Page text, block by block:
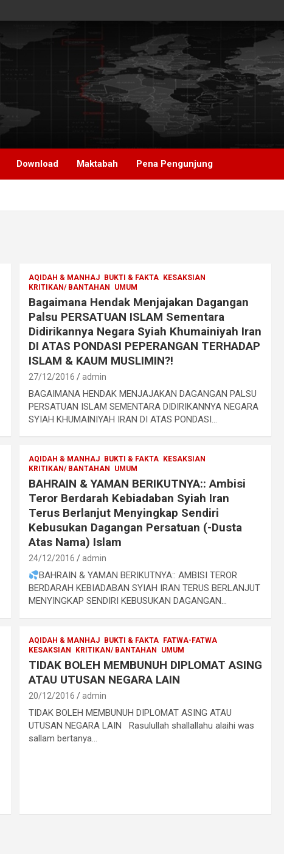
Download Maktabah Pena Pengunjung
AQIDAH & MANHAJ BUKTI & FAKTA
KESAKSIAN
KRITIKAN/ BANTAHAN
UMUM
Bagaimana Hendak Menjajakan Dagangan
Palsu PERSATUAN ISLAM Sementara
Didirikannya Negara Syiah Khumainiyah Iran
DI ATAS PONDASI PEPERANGAN TERHADAP
ISLAM & KAUM MUSLIMIN?!
27/12/2016 admin
BAGAIMANA HENDAK MENJAJAKAN DAGANGAN PALSU
PERSATUAN ISLAM SEMENTARA DIDIRIKANNYA NEGARA
SYIAH KHUMAINIYAH IRAN DI ATAS PONDASI…
AQIDAH & MANHAJ BUKTI & FAKTA
KESAKSIAN
KRITIKAN/ BANTAHAN
UMUM
BAHRAIN & YAMAN BERIKUTNYA:: Ambisi
Teror Berdarah Kebiadaban Syiah Iran
Terus Berlanjut Menyingkap Sendiri
Kebusukan Dagangan Persatuan (-Dusta
Atas Nama) Islam
24/12/2016 admin
BAHRAIN & YAMAN BERIKUTNYA:: AMBISI TEROR
BERDARAH KEBIADABAN SYIAH IRAN TERUS BERLANJUT
MENYINGKAP SENDIRI KEBUSUKAN DAGANGAN…
AQIDAH & MANHAJ BUKTI & FAKTA
FATWA-FATWA
KESAKSIAN
KRITIKAN/ BANTAHAN UMUM
TIDAK BOLEH MEMBUNUH DIPLOMAT ASING
ATAU UTUSAN NEGARA LAIN
20/12/2016 admin
TIDAK BOLEH MEMBUNUH DIPLOMAT ASING ATAU
UTUSAN NEGARA LAIN Rasulullah shallallahu alaihi was
sallam bertanya…